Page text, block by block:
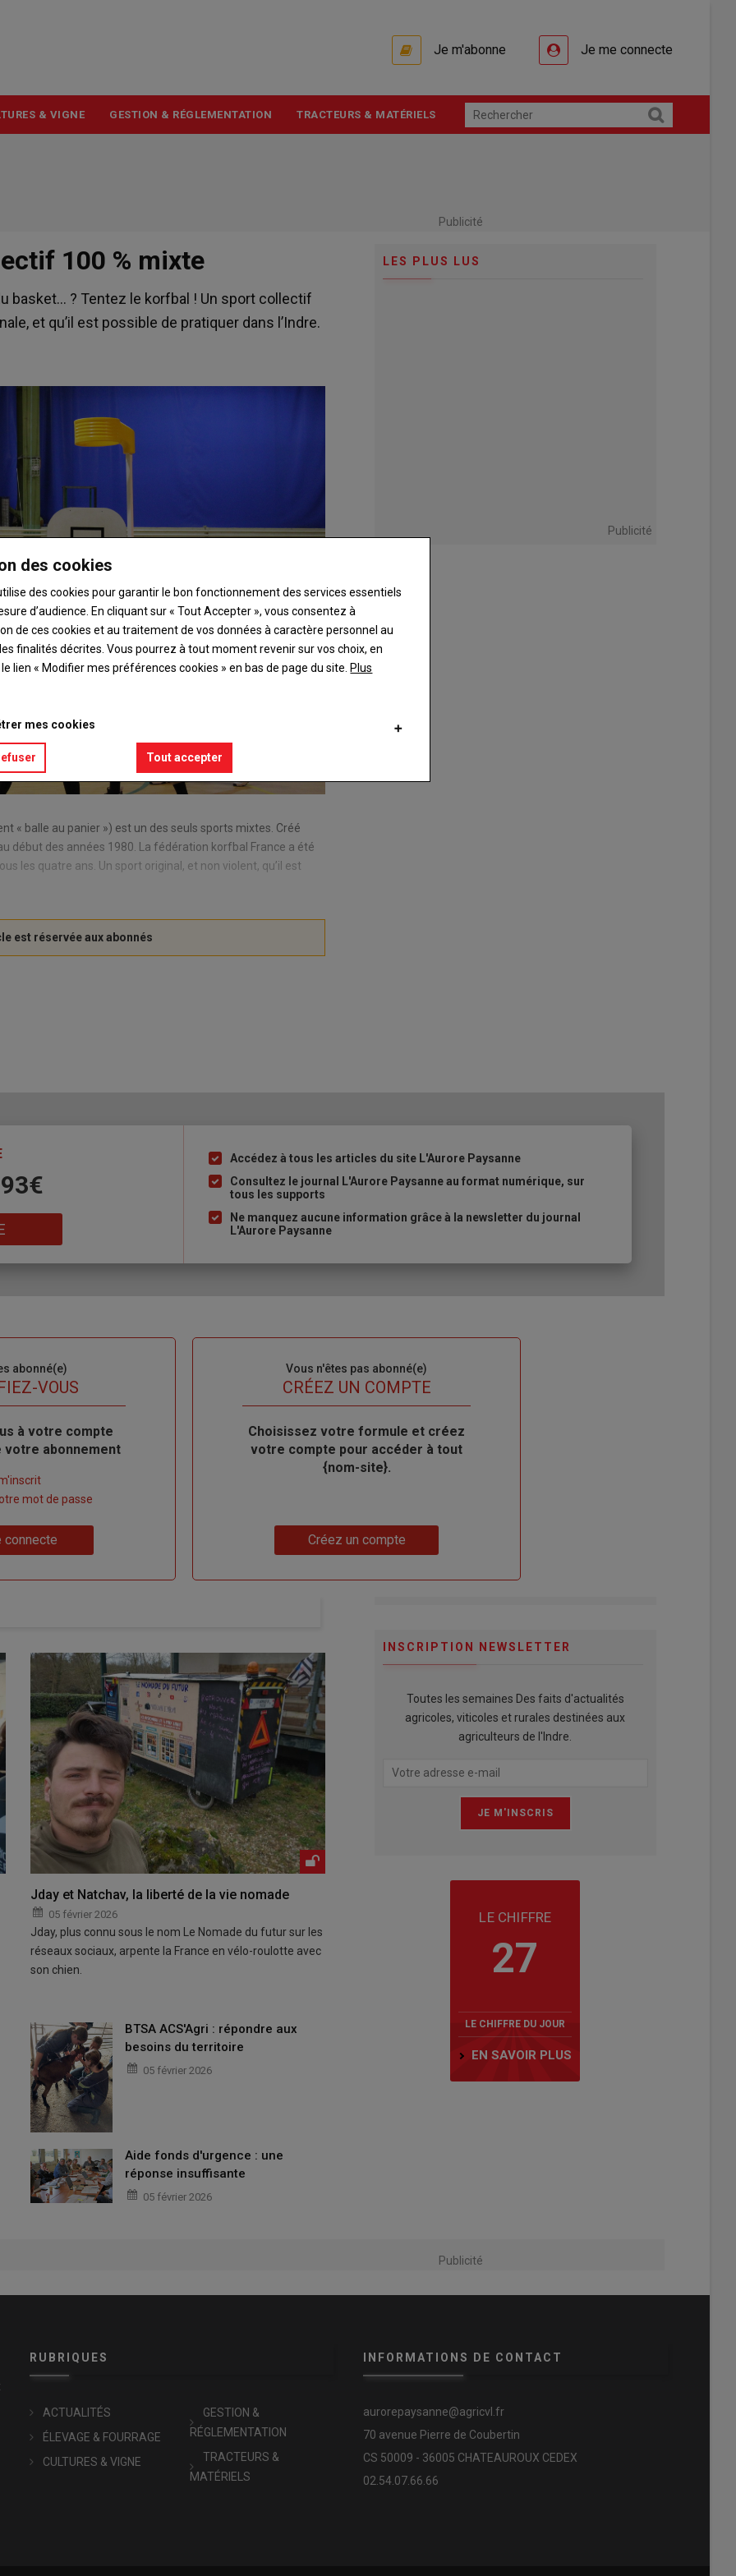
Je m'abonne Je me connecte
& VIGNE GESTION & RÉGLEMENTATION TRACTEURS & MATÉRIELS
Publicité
100 % mixte
basket… ? Tentez le korfbal ! Un sport collectif
et qu’il est possible de pratiquer dans l’Indre.
« balle au panier ») est un des seuls sports mixtes. Créé
début des années 1980. La fédération korfbal France a été
les quatre ans. Un sport original, et non violent, qu’il est
LES PLUS LUS
Publicité
Liste
à
puce
Accédez à tous les articles du site L'Aurore Paysanne
Consultez le journal L'Aurore Paysanne au format numérique, sur
tous les supports
Ne manquez aucune information grâce à la newsletter du journal
L'Aurore Paysanne
abonné(e)
VOUS
à votre compte
abonnement
mot de passe
connecte
Vous n'êtes pas abonné(e)
TITRECRÉEZ UN COMPTE
Body
Choisissez votre formule et créez
votre compte pour accéder à tout
{nom-site}.
Créez un compte
Jday et Natchav, la liberté de la vie nomade
05 février 2026
Jday, plus connu sous le nom Le Nomade du futur sur les
réseaux sociaux, arpente la France en vélo-roulotte avec
son chien.
BTSA ACS'Agri : répondre aux
besoins du territoire
05 février 2026
Aide fonds d'urgence : une
réponse insuffisante
05 février 2026
INSCRIPTION NEWSLETTER
Toutes les semaines Des faits d'actualités
agricoles, viticoles et rurales destinées aux
agriculteurs de l'Indre.
LE CHIFFRE
27
LE CHIFFRE DU JOUR
EN SAVOIR PLUS
Publicité
RUBRIQUES
ACTUALITÉS
ÉLEVAGE & FOURRAGE
CULTURES & VIGNE
GESTION &
RÉGLEMENTATION
TRACTEURS &
MATÉRIELS
INFORMATIONS DE CONTACT
aurorepaysanne@agricvl.fr
70 avenue Pierre de Coubertin
CS 50009 - 36005 CHATEAUROUX CEDEX
02.54.07.66.66
des cookies
des cookies pour garantir le bon fonctionnement des services essentiels
d’audience. En cliquant sur « Tout Accepter », vous consentez à
de ces cookies et au traitement de vos données à caractère personnel au
finalités décrites. Vous pourrez à tout moment revenir sur vos choix, en
lien « Modifier mes préférences cookies » en bas de page du site. Plus
mes cookies
Tout accepter